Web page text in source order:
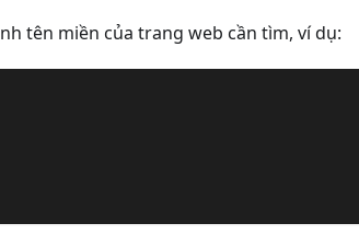
tên miền của trang web cần tìm, ví dụ: